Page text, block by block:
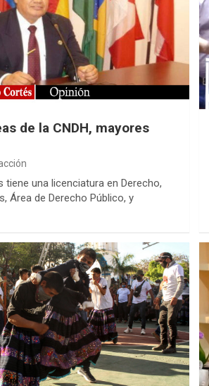
de la CNDH, mayores
tiene una licenciatura en Derecho,
Área de Derecho Público, y